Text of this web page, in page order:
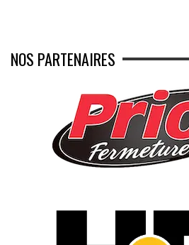
NOS PARTENAIRES